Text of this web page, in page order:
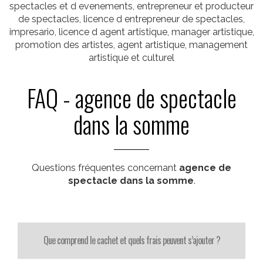
spectacles et d evenements, entrepreneur et producteur
de spectacles, licence d entrepreneur de spectacles,
impresario, licence d agent artistique, manager artistique,
promotion des artistes, agent artistique, management
artistique et culturel
FAQ - agence de spectacle
dans la somme
Questions fréquentes concernant agence de
spectacle dans la somme.
Que comprend le cachet et quels frais peuvent s’ajouter ?